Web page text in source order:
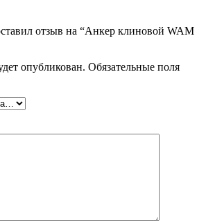
отзыв на “Анкер клиновой WAM
опубликован. Обязательные поля